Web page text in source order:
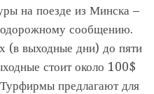
на поезде из Минска –
сообщению.
(в выходные дни) до пяти
стоит около 100$
предлагают для